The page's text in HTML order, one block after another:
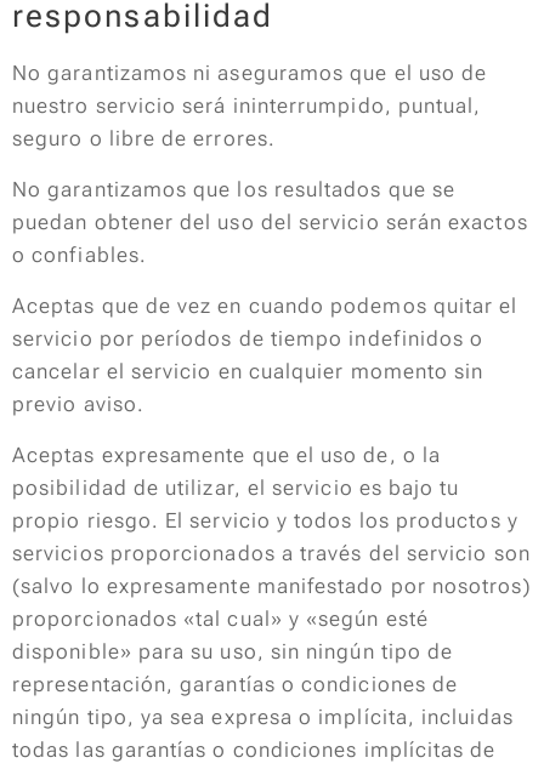
responsabilidad
No garantizamos ni aseguramos que el uso de
nuestro servicio será ininterrumpido, puntual,
seguro o libre de errores.
No garantizamos que los resultados que se
puedan obtener del uso del servicio serán exactos
o confiables.
Aceptas que de vez en cuando podemos quitar el
servicio por períodos de tiempo indefinidos o
cancelar el servicio en cualquier momento sin
previo aviso.
Aceptas expresamente que el uso de, o la
posibilidad de utilizar, el servicio es bajo tu
propio riesgo. El servicio y todos los productos y
servicios proporcionados a través del servicio son
(salvo lo expresamente manifestado por nosotros)
proporcionados «tal cual» y «según esté
disponible» para su uso, sin ningún tipo de
representación, garantías o condiciones de
ningún tipo, ya sea expresa o implícita, incluidas
todas las garantías o condiciones implícitas de